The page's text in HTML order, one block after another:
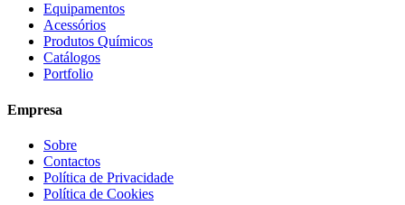
Equipamentos
Acessórios
Produtos Químicos
Catálogos
Portfolio
Empresa
Sobre
Contactos
Política de Privacidade
Política de Cookies